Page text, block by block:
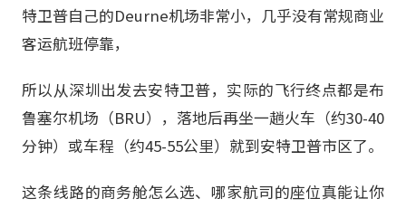
特卫普自己的Deurne机场非常小，几乎没有常规商业
客运航班停靠，
所以从深圳出发去安特卫普，实际的飞行终点都是布
鲁塞尔机场（BRU），落地后再坐一趟火车（约30-40
分钟）或车程（约45-55公里）就到安特卫普市区了。
这条线路的商务舱怎么选、哪家航司的座位真能让你